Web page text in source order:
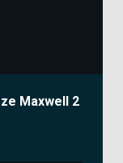
Maxwell 2